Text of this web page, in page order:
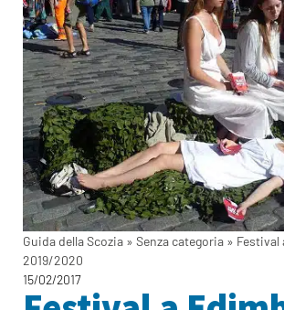
Guida della Scozia » Senza categoria » Festival
2019/2020
15/02/2017